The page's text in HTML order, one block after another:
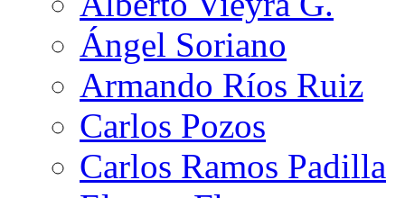
Ángel Soriano
Armando Ríos Ruiz
Carlos Pozos
Carlos Ramos Padilla